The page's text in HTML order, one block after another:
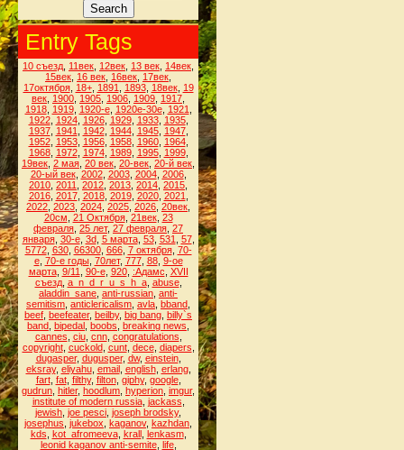
Entry Tags
10 съезд 11век 12век 13 век 14век
15век 16 век 16век 17век
17октября, 18+, 1891 1893, 18век, 19
век 1900 1905 1906 1909 1917
1918, 1919, 1920-е, 1920е-30е, 1921
1922, 1924, 1926, 1929, 1933, 1935,
1937, 1941 1942, 1944, 1945, 1947,
1952, 1953, 1956, 1958, 1960, 1964,
1968, 1972, 1974, 1989, 1995, 1999,
19век 2 мая 20 век 20-век 20-й век
20-ый век, 2002, 2003, 2004, 2006,
2010 2011 2012 2013 2014 2015
2016, 2017, 2018, 2019, 2020, 2021
2022 2023 2024 2025 2026 20век
20см 21 Октября, 21век, 23
февраля 25 лет, 27 февраля 27
января, 30-е, 3d, 5 марта, 53, 531 57,
5772, 630, 66300, 666, 7 октября, 70-
е, 70-е годы, 70лет, 777, 88, 9-ое
марта, 9/11 90-е, 920, :Адамс XVII
съезд, a_n_d_r_u_s_h_a, abuse,
aladdin_sane anti-russian anti-
semitism anticlericalism avla bband
beef beefeater, beilby, big bang billy`s
band bipedal boobs breaking news
cannes ciu, cnn, congratulations
copyright, cuckold, cunt, dece, diapers
dugasper, dugusper, dw, einstein,
eksray, eliyahu, email, english, erlang,
fart, fat, filthy, filton, giphy, google,
gudrun hitler, hoodlum hyperion imgur,
institute of modern russia, jackass
jewish joe pesci joseph brodsky,
josephus jukebox kaganov, kazhdan
kds kot_afromeeva, krall, lenkasm,
leonid kaganov anti-semite, life,